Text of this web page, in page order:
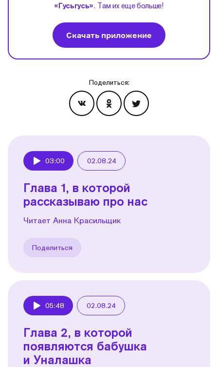
«Гусьгусь». Там их еще больше!
Скачать приложение
Поделиться:
03:00 02.08.24
Глава 1, в которой
рассказываю про нас
Читает Анна Красильщик
Поделиться
05:48 02.08.24
Глава 2, в которой
появляются бабушка
и Уналашка